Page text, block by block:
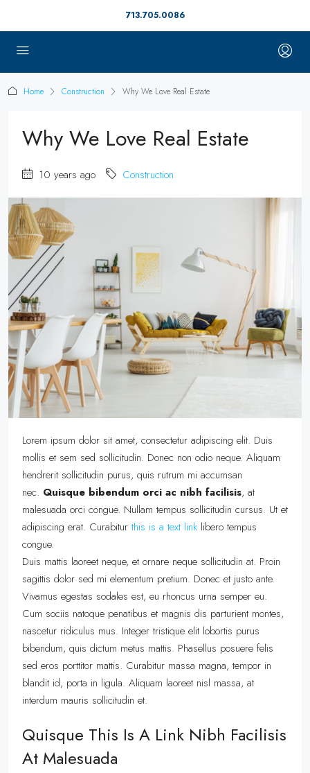
713.705.0086
Home Construction Why We Love Real Estate
Why We Love Real Estate
10 years ago Construction
Lorem ipsum dolor sit amet, consectetur adipiscing elit. Duis
mollis et sem sed sollicitudin. Donec non odio neque. Aliquam
hendrerit sollicitudin purus, quis rutrum mi accumsan
nec. Quisque bibendum orci ac nibh facilisis, at
malesuada orci congue. Nullam tempus sollicitudin cursus. Ut et
adipiscing erat. Curabitur this is a text link libero tempus
congue.
Duis mattis laoreet neque, et ornare neque sollicitudin at. Proin
sagittis dolor sed mi elementum pretium. Donec et justo ante.
Vivamus egestas sodales est, eu rhoncus urna semper eu.
Cum sociis natoque penatibus et magnis dis parturient montes,
nascetur ridiculus mus. Integer tristique elit lobortis purus
bibendum, quis dictum metus mattis. Phasellus posuere felis
sed eros porttitor mattis. Curabitur massa magna, tempor in
blandit id, porta in ligula. Aliquam laoreet nisl massa, at
interdum mauris sollicitudin et.
Quisque This Is A Link Nibh Facilisis
At Malesuada